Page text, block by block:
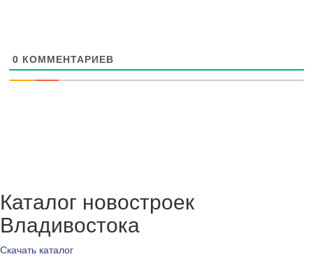
0 КОММЕНТАРИЕВ
Каталог новостроек
Владивостока
Скачать каталог